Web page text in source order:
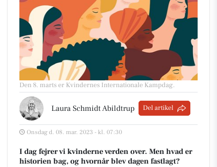
Den 8. marts er Kvindernes Internationale Kampdag.
Laura Schmidt Abildtrup Del artikel
Onsdag d. 08. mar. 2023 - kl. 07:30
I dag fejrer vi kvinderne verden over. Men hvad er
historien bag, og hvornår blev dagen fastlagt?